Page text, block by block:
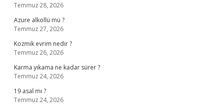
Temmuz 28, 2026
Azure alkollü mü ?
Temmuz 27, 2026
Kozmik evrim nedir ?
Temmuz 26, 2026
Karma yıkama ne kadar sürer ?
Temmuz 24, 2026
19 asal mı ?
Temmuz 24, 2026